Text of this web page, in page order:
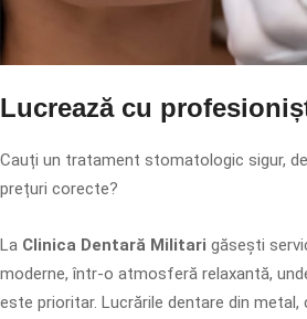
Lucrează cu
Cauți un tratament stomatologic sigur,
prețuri corecte?
La Clinica Dentară Militari găsești
moderne, într-o atmosferă relaxantă,
este prioritar. Lucrările dentare din metal,